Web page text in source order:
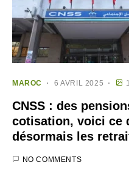
MAROC 6 AVRIL 2025
CNSS : des
cotisation, voici ce
désormais les
NO COMMENTS